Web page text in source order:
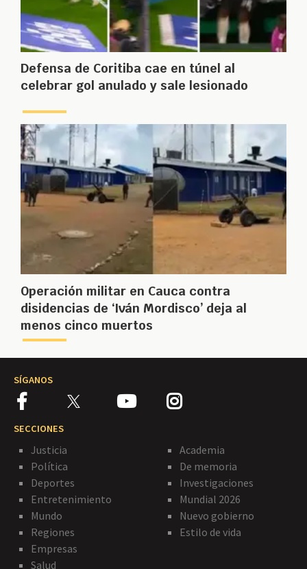
Defensa de Coritiba cae en túnel al
celebrar gol anulado y sale lesionado
Operación militar en Cauca contra
disidencias de ‘Iván Mordisco’ deja al
menos cinco muertos
SÍGANOS
SECCIONES
Justicia
Política
Deportes
Entretenimiento
Mundo
Regiones
Empresas
Salud
Academia
De memoria
Investigaciones
Mundial 2026
Nuevo gobierno
Estilo de vida